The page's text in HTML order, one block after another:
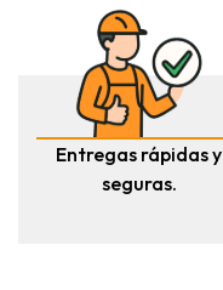
Entregas rápidas y
seguras.